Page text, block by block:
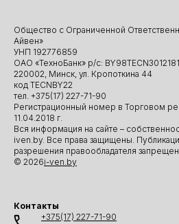
Общество с Ограниченной
Айвен»
УНП 192776859
ОАО «ТехноБанк» р/с:
220002, Минск, ул. Кропоткина 44
код TECNBY22
тел. +375(17) 227-71-90
Регистрационный номер в Торговом
11.04.2018 г.
Вся информация на сайте –
iven.by. Все права защищены.
разрешения правообладателя
© 2026i-ven.by
Контакты
+375(17) 227-71-90